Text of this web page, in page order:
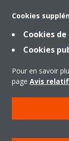
Solutions
À propos de
Cookies
Cookies
Cookies
Pour en savoir
page Avis